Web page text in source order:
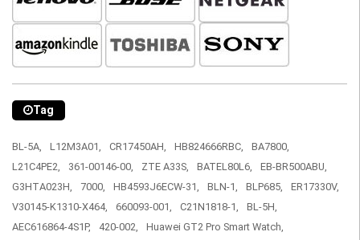
Tag
BL-5A, L12M3A01, CR17450AH, HB824666RBC,
BA7800,
L21C4PE2,
361-00146-00, ZTE A33S, BATEL80L6,
EB-BR500ABU,
G3HTA023H,
7000, HB4593J6ECW-31, BLN-1, BLP685,
ER17330V,
V30145-K1310-X464,
660093-001, C21N1818-1,
BL-5H,
AEC616864-4S1P,
420-002,
Huawei GT2 Pro Smart Watch,